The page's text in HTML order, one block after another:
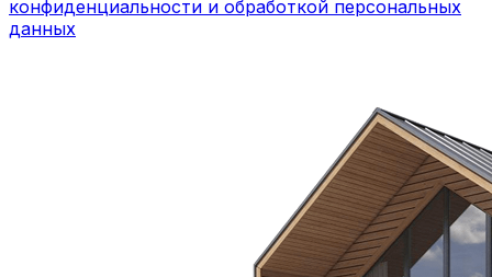
конфиденциальности и обработкой персональных
данных